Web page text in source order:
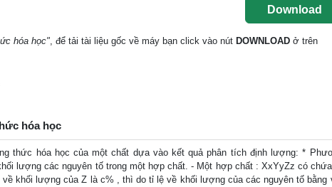
Download
hóa học", để tải tài liệu gốc về máy bạn click vào nút DOWNLOAD ở trên
hóa học
thức hóa học của một chất dựa vào kết quả phân tích định lượng: *
lượng các nguyên tố trong một hợp chất. - Một hợp chất : XxYyZz có
khối lượng của Z là c% , thì do tỉ lệ về khối lượng của các nguyên tố bằng